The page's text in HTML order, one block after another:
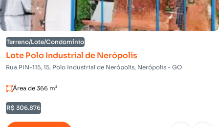
Terreno/Lote/Condomínio
Lote Polo Industrial de Nerópolis
Rua PIN-115, 15, Polo Industrial de Nerópolis, Nerópolis - GO
Área de 366 m²
R$ 306.876